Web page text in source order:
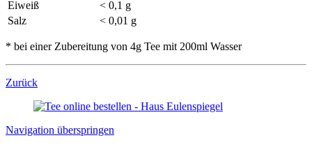
Eiweiß
< 0,1 g
Salz
< 0,01 g
* bei einer Zubereitung von 4g Tee mit 200ml Wasser
Zurück
Navigation überspringen